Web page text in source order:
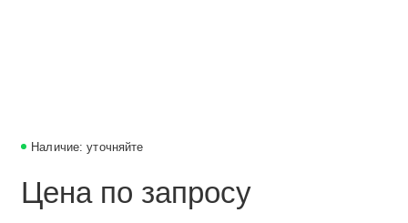
Наличие: уточняйте
Цена по запросу